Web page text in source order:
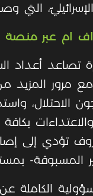
التي
ام عبر منصة
تصاعد أعداد
مرور المزيد
الاحتلال،
بكافة
تؤدي إلى
المسبوقة-
الكاملة